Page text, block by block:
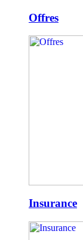
Offres
Insurance